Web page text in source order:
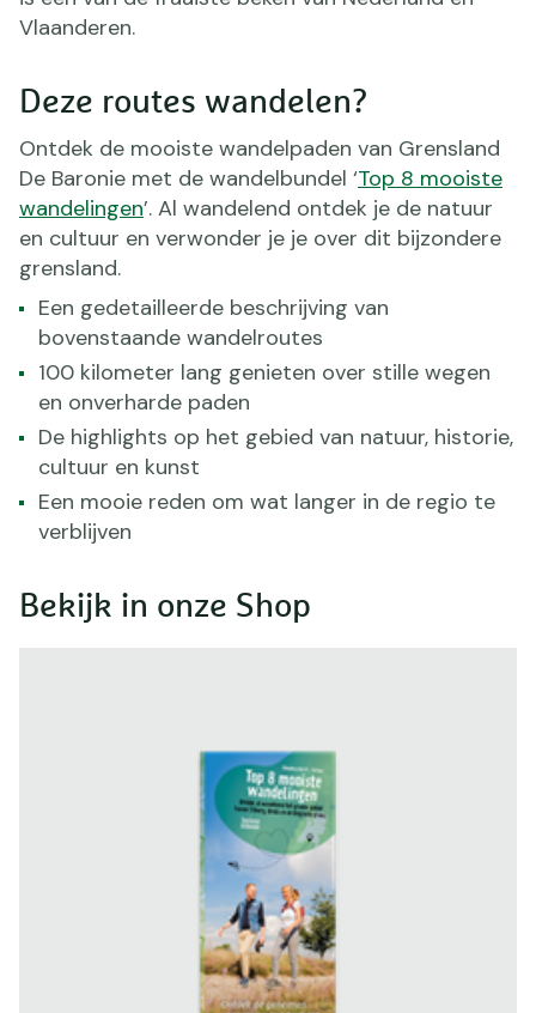
Vlaanderen.
Deze routes wandelen?
Ontdek de mooiste wandelpaden van Grensland
De Baronie met de wandelbundel ‘Top 8 mooiste
wandelingen’. Al wandelend ontdek je de natuur
en cultuur en verwonder je je over dit bijzondere
grensland.
Een gedetailleerde beschrijving van
bovenstaande wandelroutes
100 kilometer lang genieten over stille wegen
en onverharde paden
De highlights op het gebied van natuur, historie,
cultuur en kunst
Een mooie reden om wat langer in de regio te
verblijven
Bekijk in onze Shop